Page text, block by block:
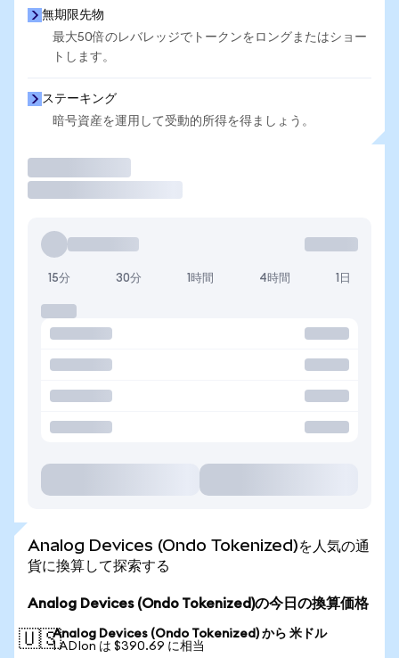
無期限先物
最大50倍のレバレッジでトークンをロングまたはショー
トします。
ステーキング
暗号資産を運用して受動的所得を得ましょう。
15分 30分 1時間 4時間 1日
Analog Devices (Ondo Tokenized)を人気の通
貨に換算して探索する
Analog Devices (Ondo Tokenized)の今日の換算価格
🇺🇸Analog Devices (Ondo Tokenized) から 米ドル
1 ADIon は $390.69 に相当